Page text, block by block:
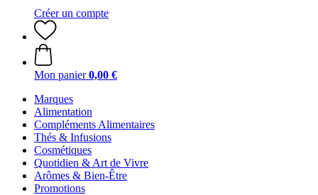
Créer un compte
Mon panier 0,00 €
Marques
Alimentation
Compléments Alimentaires
Thés & Infusions
Cosmétiques
Quotidien & Art de Vivre
Arômes & Bien-Être
Promotions